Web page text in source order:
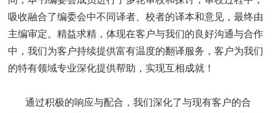
吸收融合了编委会中不同译者、校者的译本和意见，最终由
主编审定。精益求精，体现在客户与我们的良好沟通与合作
中，我们为客户持续提供富有温度的翻译服务，客户为我们
的特有领域专业深化提供帮助，实现互相成就！
通过积极的响应与配合，我们深化了与现有客户的合